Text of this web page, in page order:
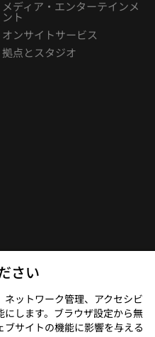
メディア・エンターテインメ
ント
オンサイトサービス
拠点とスタジオ
さい
ットワーク管理、アクセシビ
にします。ブラウザ設定から無
サイトの機能に影響を与える